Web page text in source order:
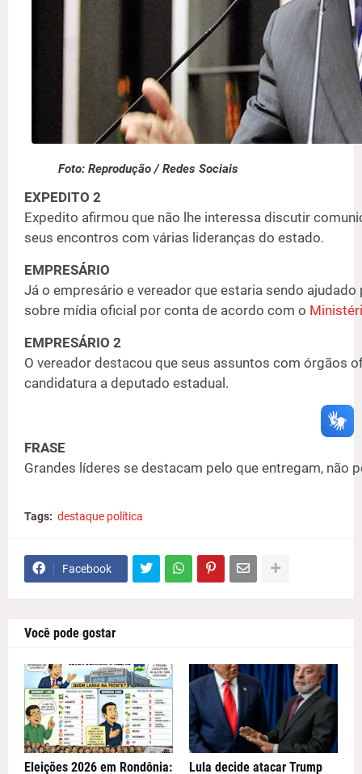
Foto: Reprodução / Redes Sociais
EXPEDITO 2
Expedito afirmou que não lhe interessa discutir
seus encontros com várias lideranças do estado.
EMPRESÁRIO
Já o empresário e vereador que estaria sendo
sobre mídia oficial por conta de acordo com o
EMPRESÁRIO 2
O vereador destacou que seus assuntos com órgãos
candidatura a deputado estadual.
FRASE
Grandes líderes se destacam pelo que entregam, não
Tags: destaque política
Facebook
Você pode gostar
Eleições 2026 em Rondônia:
Lula decide atacar Trump